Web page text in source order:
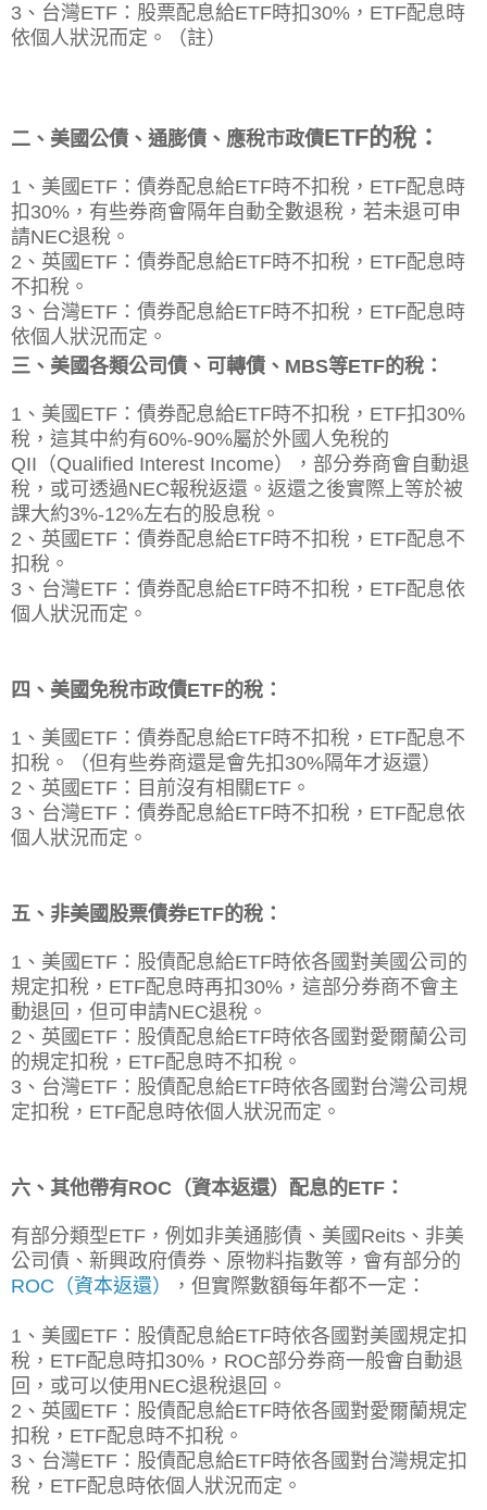
3、台灣ETF：股票配息給ETF時扣30%，ETF配息時
依個人狀況而定。（註）
二、美國公債、通膨債、應稅市政債ETF的稅：
1、美國ETF：債券配息給ETF時不扣稅，ETF配息時
扣30%，有些券商會隔年自動全數退稅，若未退可申
請NEC退稅。
2、英國ETF：債券配息給ETF時不扣稅，ETF配息時
不扣稅。
3、台灣ETF：債券配息給ETF時不扣稅，ETF配息時
依個人狀況而定。
三、美國各類公司債、可轉債、MBS等ETF的稅：
1、美國ETF：債券配息給ETF時不扣稅，ETF扣30%
稅，這其中約有60%-90%屬於外國人免稅的
QII（Qualified Interest Income），部分券商會自動退
稅，或可透過NEC報稅返還。返還之後實際上等於被
課大約3%-12%左右的股息稅。
2、 英國ETF：債券配息給ETF時不扣稅，ETF配息不
扣稅。
3、台灣ETF：債券配息給ETF時不扣稅，ETF配息依
個人狀況而定。
四、美國免稅市政債ETF的稅：
1、美國ETF： 債券配息給ETF時不扣稅，ETF配息不
扣稅。（但有些券商還是會先扣30%隔年才返還）
2、英國ETF：目前沒有相關ETF。
3、台灣ETF： 債券配息給ETF時不扣稅，ETF配息依
個人狀況而定。
五、非美國股票債券ETF的稅：
1、美國ETF：股債配息給ETF時依各國對美國公司的
規定扣稅，ETF配息時再扣30%，這部分券商不會主
動退回，但可申請NEC退稅。
2、英國ETF：股債配息給ETF時依各國對愛爾蘭公司
的規定扣稅，ETF配息時不扣稅。
3、台灣ETF：股債配息給ETF時依各國對台灣公司規
定扣稅，ETF配息時依個人狀況而定。
六、其他帶有ROC（資本返還）配息的ETF：
有部分類型ETF，例如非美通膨債、美國Reits、非美
公司債、新興政府債券、原物料指數等，會有部分的
ROC（資本返還）
，但實際數額每年都不一定：
1、美國ETF：股債配息給ETF時依各國對美國規定扣
稅，ETF配息時扣30%，ROC部分券商一般會自動退
回，或可以使用NEC退稅退回。
2、英國ETF：股債配息給ETF時依各國對愛爾蘭規定
扣稅，ETF配息時不扣稅。
3、台灣ETF：股債配息給ETF時依各國對台灣規定扣
稅，ETF配息時依個人狀況而定。